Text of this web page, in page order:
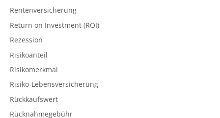
Rentenversicherung
Return on Investment (ROI)
Rezession
Risikoanteil
Risikomerkmal
Risiko-Lebensversicherung
Rückkaufswert
Rücknahmegebühr